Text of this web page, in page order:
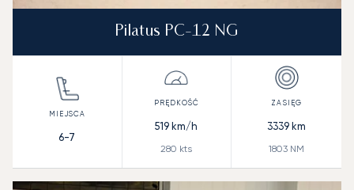
Pilatus PC-12 NG
6-7
519 km/h
280 kts
3339 km
1803 NM